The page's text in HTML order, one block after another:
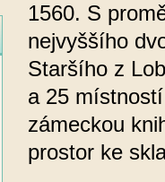
1560. S
nejvyššího
Staršího z
a 25
zámeckou
prostor ke